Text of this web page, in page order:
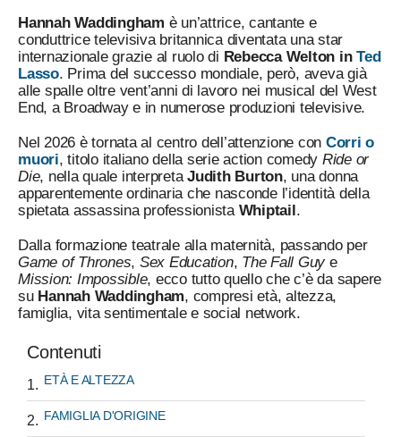
Hannah Waddingham è un’attrice, cantante e
conduttrice televisiva britannica diventata una star
internazionale grazie al ruolo di Rebecca Welton inTed
Lasso. Prima del successo mondiale, però, aveva già
alle spalle oltre vent’anni di lavoro nei musical del West
End, a Broadway e in numerose produzioni televisive.
Nel 2026 è tornata al centro dell’attenzione con Corri o
muori, titolo italiano della serie action comedy Ride or
Die, nella quale interpretaJudith Burton, una donna
apparentemente ordinaria che nasconde l’identità della
spietata assassina professionista Whiptail.
Dalla formazione teatrale alla maternità, passando per
Game of Thrones, Sex Education, The Fall Guye
Mission: Impossible, ecco tutto quello che c’è da sapere
su Hannah Waddingham, compresi età, altezza,
famiglia, vita sentimentale e social network.
Contenuti
ETÀ E ALTEZZA
FAMIGLIA D'ORIGINE